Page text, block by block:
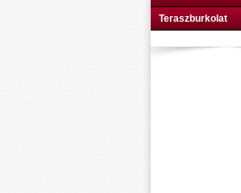
Teraszburkolat